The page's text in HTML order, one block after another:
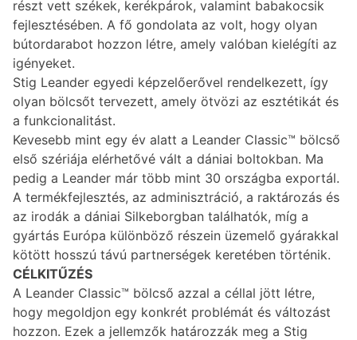
részt vett székek, kerékpárok, valamint babakocsik
fejlesztésében. A fő gondolata az volt, hogy olyan
bútordarabot hozzon létre, amely valóban kielégíti az
igényeket.
Stig Leander egyedi képzelőerővel rendelkezett, így
olyan bölcsőt tervezett, amely ötvözi az esztétikát és
a funkcionalitást.
Kevesebb mint egy év alatt a Leander Classic™ bölcső
első szériája elérhetővé vált a dániai boltokban. Ma
pedig a Leander már több mint 30 országba exportál.
A termékfejlesztés, az adminisztráció, a raktározás és
az irodák a dániai Silkeborgban találhatók, míg a
gyártás Európa különböző részein üzemelő gyárakkal
kötött hosszú távú partnerségek keretében történik.
CÉLKITŰZÉS
A Leander Classic™ bölcső azzal a céllal jött létre,
hogy megoldjon egy konkrét problémát és változást
hozzon. Ezek a jellemzők határozzák meg a Stig